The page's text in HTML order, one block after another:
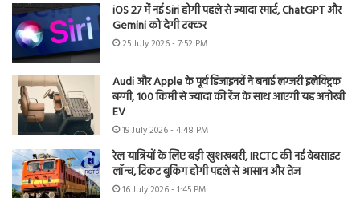
iOS 27 में नई Siri होगी पहले से ज्यादा स्मार्ट, ChatGPT और
Gemini को देगी टक्कर
25 July 2026 - 7:52 PM
Audi और Apple के पूर्व डिजाइनरों ने बनाई लग्जरी इलेक्ट्रिक
बग्गी, 100 किमी से ज्यादा की रेंज के साथ आएगी यह अनोखी
EV
19 July 2026 - 4:48 PM
रेल यात्रियों के लिए बड़ी खुशखबरी, IRCTC की नई वेबसाइट
लॉन्च, टिकट बुकिंग होगी पहले से आसान और तेज
16 July 2026 - 1:45 PM